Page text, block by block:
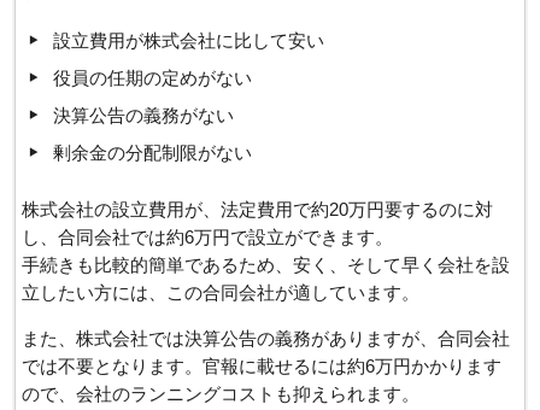
設立費用が株式会社に比して安い
役員の任期の定めがない
決算公告の義務がない
剰余金の分配制限がない
株式会社の設立費用が、法定費用で約20万円要するのに対
し、合同会社では約6万円で設立ができます。
手続きも比較的簡単であるため、安く、そして早く会社を設
立したい方には、この合同会社が適しています。
また、株式会社では決算公告の義務がありますが、合同会社
では不要となります。官報に載せるには約6万円かかります
ので、会社のランニングコストも抑えられます。